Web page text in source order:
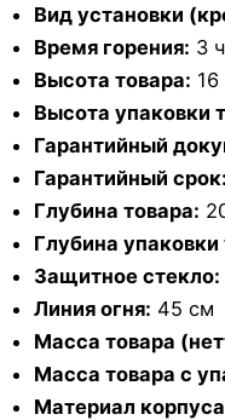
Вид установки
Время горения: 3 ч
Высота товара:
Высота упаковки
Гарантийный
Гарантийный срок:
Глубина товара:
Глубина упаковки
Защитное стекло:
Линия огня: 45 см
Масса товара
Масса товара с
Материал